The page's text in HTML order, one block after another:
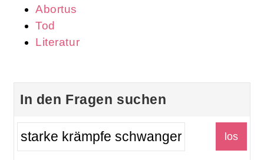
Abortus
Tod
Literatur
In den Fragen suchen